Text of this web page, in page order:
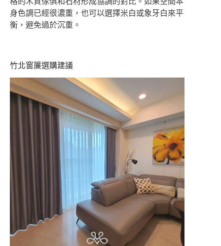
身色調已經很濃重，也可以選擇米白或象牙白來平
衡，避免過於沉重。
竹北窗簾選購建議